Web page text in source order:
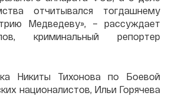
отчитывался тогдашнему
Медведеву», – рассуждает
криминальный репортер
Никиты Тихонова по Боевой
националистов, Ильи Горячева